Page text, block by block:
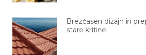
Brezčasen dizajn in
stare kritine